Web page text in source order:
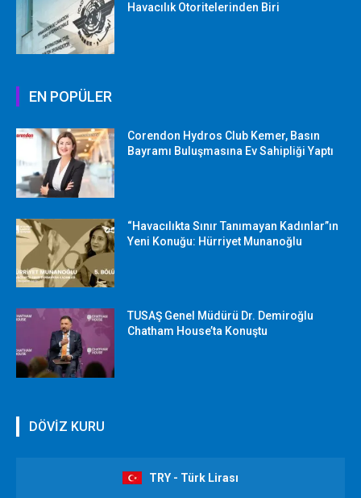
Havacılık Otoritelerinden Biri
EN POPÜLER
Corendon Hydros Club Kemer, Basın
Bayramı Buluşmasına Ev Sahipliği Yaptı
“Havacılıkta Sınır Tanımayan Kadınlar”ın
Yeni Konuğu: Hürriyet Munanoğlu
TUSAŞ Genel Müdürü Dr. Demiroğlu
Chatham House’ta Konuştu
DÖVİZ KURU
TRY - Türk Lirası